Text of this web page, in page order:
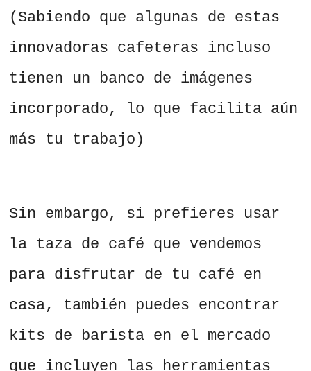
(Sabiendo que algunas de estas
innovadoras cafeteras incluso
tienen un banco de imágenes
incorporado, lo que facilita aún
más tu trabajo)
Sin embargo, si prefieres usar
la taza de café que vendemos
para disfrutar de tu café en
casa, también puedes encontrar
kits de barista en el mercado
que incluyen las herramientas